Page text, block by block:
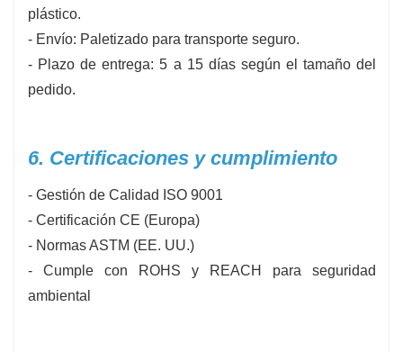
plástico.
- Envío: Paletizado para transporte seguro.
- Plazo de entrega: 5 a 15 días según el tamaño del
pedido.
6. Certificaciones y cumplimiento
- Gestión de Calidad ISO 9001
- Certificación CE (Europa)
- Normas ASTM (EE. UU.)
- Cumple con ROHS y REACH para seguridad
ambiental